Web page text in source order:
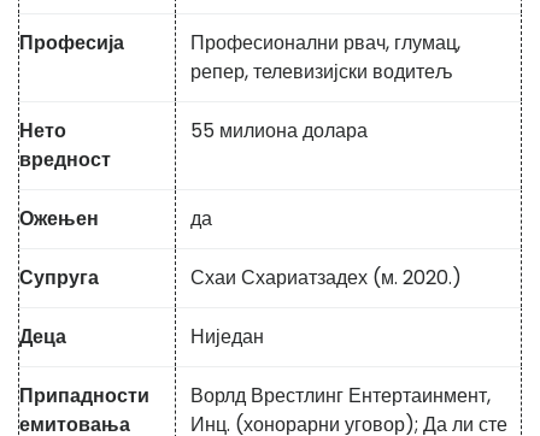
Професија
Професионални рвач, глумац,
репер, телевизијски водитељ
Нето
вредност
55 милиона долара
Ожењен да
Супруга Схаи Схариатзадех (м. 2020.)
Деца Ниједан
Припадности
емитовања
Ворлд Врестлинг Ентертаинмент,
Инц. (хонорарни уговор); Да ли сте